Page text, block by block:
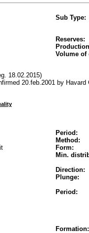
Sub Type:
Reserves:
Volume of
18.02.2015)
20.feb.2001 by Havard
Period:
Method:
Form:
Min.
Direction:
Plunge:
Period:
Formation: